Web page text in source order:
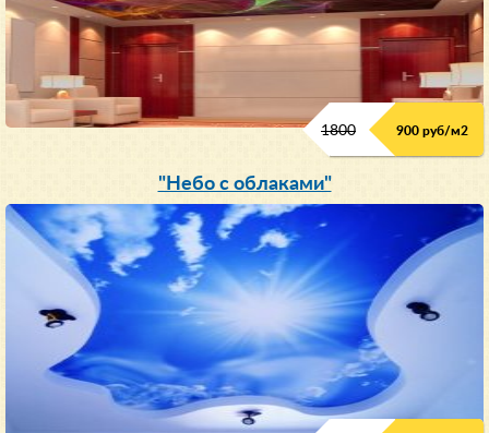
1800 900 руб/м2
"Небо с облаками"